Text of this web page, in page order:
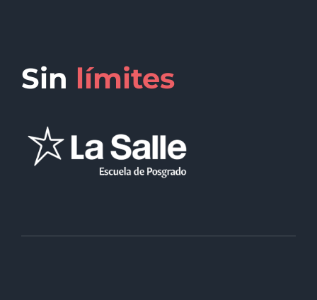
Sin límites